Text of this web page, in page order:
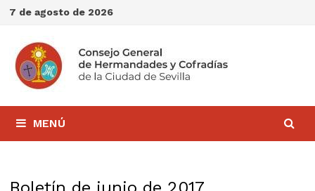
Saltar
contenido
7 de agosto de 2026
MENÚ